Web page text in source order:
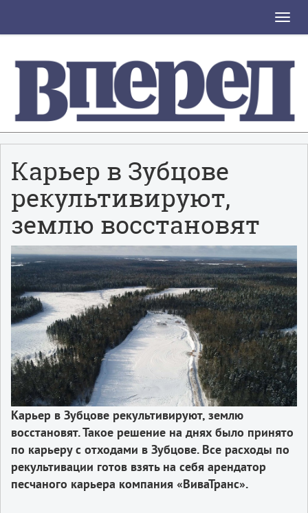
Toggle
Карьер в Зубцове
рекультивируют,
землю восстановят
Карьер в Зубцове рекультивируют, землю
восстановят.Такое решение на днях было принято
по карьеру с отходами в Зубцове. Все расходы по
рекультивации готов взять на себя арендатор
песчаного карьера компания «ВиваТранс».